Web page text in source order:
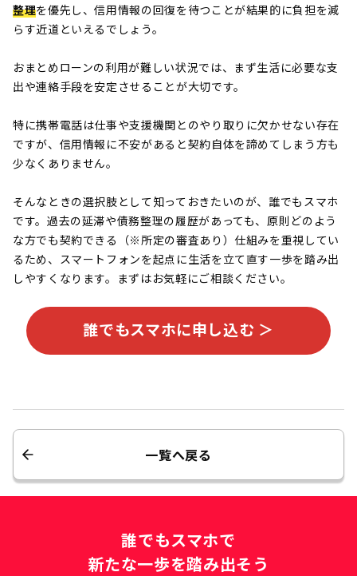
整理を優先し、信用情報の回復を待つことが結果的に負担を減
らす近道といえるでしょう。
おまとめローンの利用が難しい状況では、まず生活に必要な支
出や連絡手段を安定させることが大切です。
特に携帯電話は仕事や支援機関とのやり取りに欠かせない存在
ですが、信用情報に不安があると契約自体を諦めてしまう方も
少なくありません。
そんなときの選択肢として知っておきたいのが、誰でもスマホ
です。過去の延滞や債務整理の履歴があっても、原則どのよう
な方でも契約できる（※所定の審査あり）仕組みを重視してい
るため、スマートフォンを起点に生活を立て直す一歩を踏み出
しやすくなります。まずはお気軽にご相談ください。
誰でもスマホに申し込む ＞
一覧へ戻る
誰でもスマホで
新たな一歩を踏み出そう